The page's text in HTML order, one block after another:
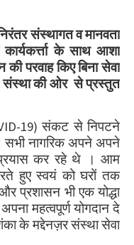
संस्थागत व मानवता
के साथ आशा
परवाह किए बिना सेवा
संस्था की ओर से प्रस्तुत
19)संकट से निपटने
सभी नागरिक अपने अपने
कर रहे थे । आम
हुए स्वयं को घरों तक
और प्रशासन भी एक योद्धा
महत्वपूर्ण योगदान दे
के मद्देनज़र संस्था सेवा